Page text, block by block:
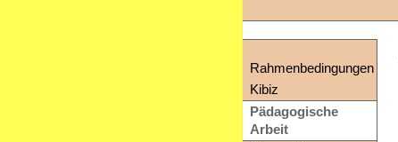
Rahmenbedingungen
Kibiz
Pädagogische
Arbeit